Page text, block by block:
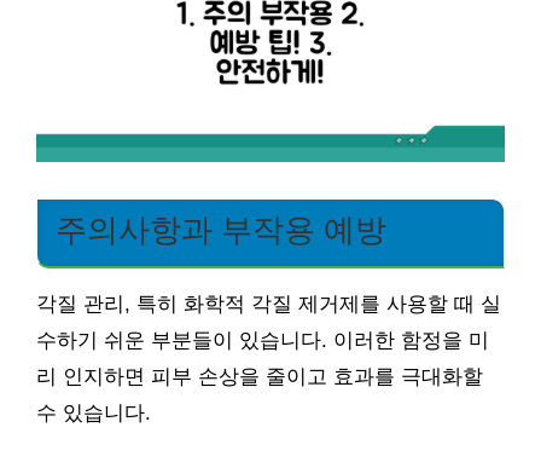
주의사항과 부작용 예방
각질 관리, 특히 화학적 각질 제거제를 사용할 때 실
수하기 쉬운 부분들이 있습니다. 이러한 함정을 미
리 인지하면 피부 손상을 줄이고 효과를 극대화할
수 있습니다.